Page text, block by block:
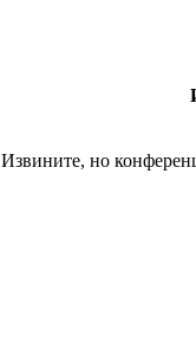
Извините, но